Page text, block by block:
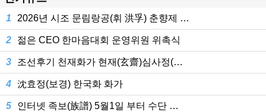
1 2026년 시조 문림랑공(휘 洪孚) 춘향제 …
2 젊은 CEO 한마음대회 운영위원 위촉식
3 조선후기 천재화가 현재(玄齋)심사정(…
4 沈효정(보경) 한국화 화가
5 인터넷 족보(族譜) 5월1일 부터 수단 …